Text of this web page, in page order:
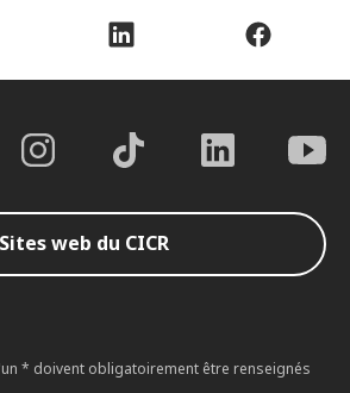
Sites web du CICR
* doivent obligatoirement être renseignés